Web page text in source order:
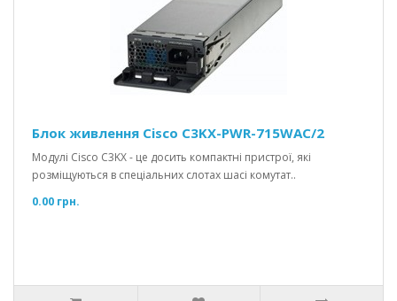
Блок живлення Cisco C3KX-PWR-715WAC/2
Модулі Cisco C3KX - це досить компактні пристрої, які
розміщуються в спеціальних слотах шасі комутат..
0.00 грн.